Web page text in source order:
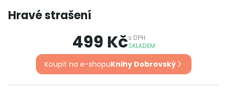
Hravé strašení
499 Kčs DPH
SKLADEM
Koupit na e-shopuKnihy Dobrovský